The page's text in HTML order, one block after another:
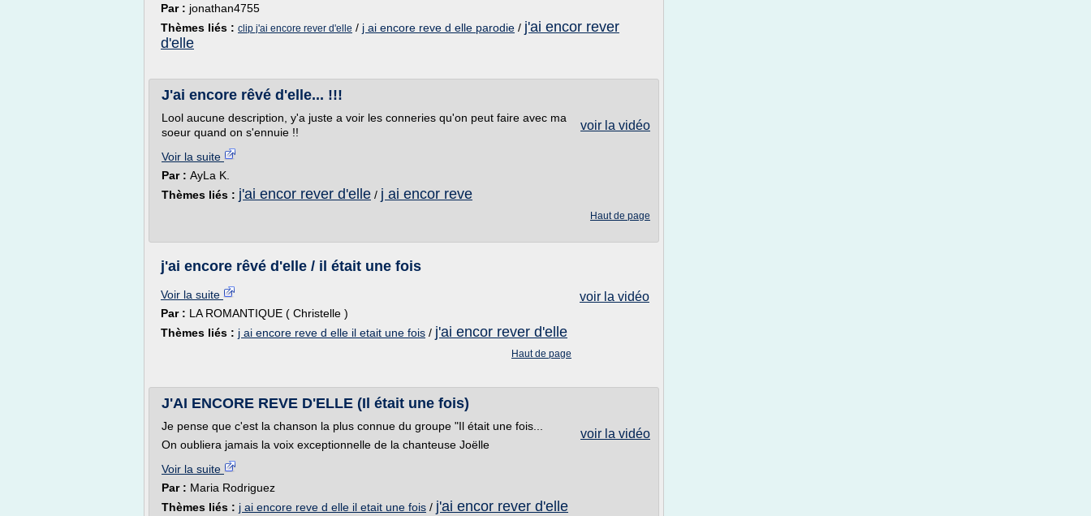
Par : jonathan4755
Thèmes liés : clip j'ai encore rever d'elle / j ai encore reve d elle parodie / j'ai encor rever
d'elle
J'ai encore rêvé d'elle... !!!
voir la vidéo
Lool aucune description, y'a juste a voir les conneries qu'on peut faire avec ma
soeur quand on s'ennuie !!
Voir la suite
Par : AyLa K.
Thèmes liés : j'ai encor rever d'elle / j ai encor reve
Haut de page
j'ai encore rêvé d'elle / il était une fois
voir la vidéo
Voir la suite
Par : LA ROMANTIQUE ( Christelle )
Thèmes liés : j ai encore reve d elle il etait une fois / j'ai encor rever d'elle
Haut de page
J'AI ENCORE REVE D'ELLE (Il était une fois)
voir la vidéo
Je pense que c'est la chanson la plus connue du groupe "Il était une fois...
On oubliera jamais la voix exceptionnelle de la chanteuse Joëlle
Voir la suite
Par : Maria Rodriguez
Thèmes liés : j ai encore reve d elle il etait une fois / j'ai encor rever d'elle